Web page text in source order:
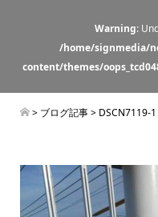
Warning:
/home/signmedia/
content/themes/
> ブログ記事> DSCN7119-1